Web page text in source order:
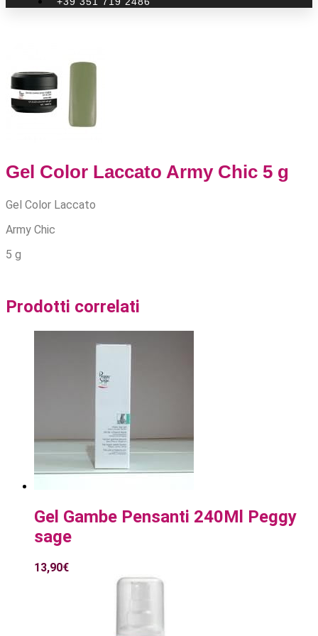
Gel Color Laccato Army Chic 5 g
Gel Color Laccato
Army Chic
5 g
Prodotti correlati
Gel Gambe Pensanti 240Ml Peggy
sage
13,90€